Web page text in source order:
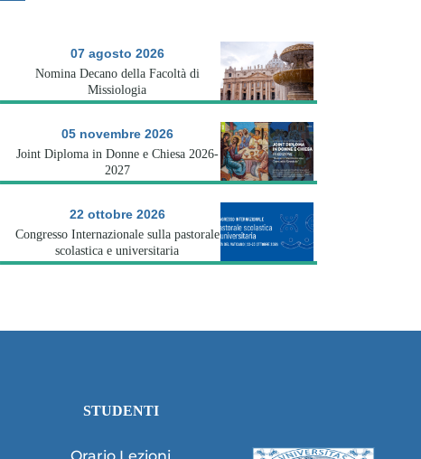
07 agosto 2026
Nomina Decano della Facoltà di
Missiologia
05 novembre 2026
Joint Diploma in Donne e Chiesa 2026-
2027
22 ottobre 2026
Congresso Internazionale sulla pastorale
scolastica e universitaria
STUDENTI